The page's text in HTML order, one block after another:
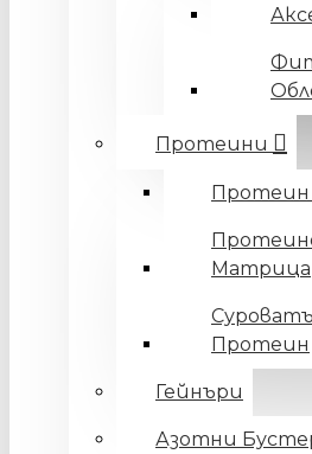
Протеини
Протеин
Матрица
Протеин
Гейнъри
Азотни